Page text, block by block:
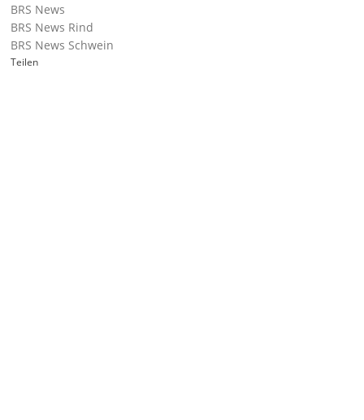
BRS News
BRS News Rind
BRS News Schwein
Teilen